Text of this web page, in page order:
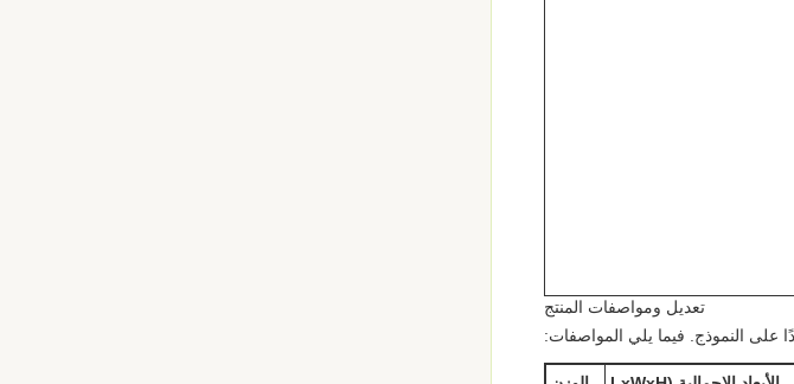
تعديل ومواصفات المنتج
على النموذج. فيما يلي المواصفات: